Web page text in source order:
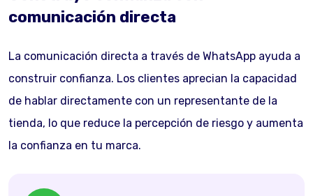
comunicación directa
La comunicación directa a través de WhatsApp ayuda a
construir confianza. Los clientes aprecian la capacidad
de hablar directamente con un representante de la
tienda, lo que reduce la percepción de riesgo y aumenta
la confianza en tu marca.